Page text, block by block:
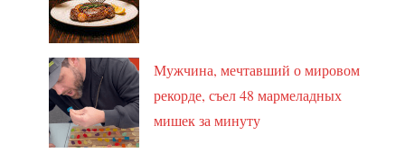
Мужчина, мечтавший о мировом
рекорде, съел 48 мармеладных
мишек за минуту